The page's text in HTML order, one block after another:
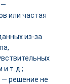
—
или частая
из-за
и т. д.;
— решение не